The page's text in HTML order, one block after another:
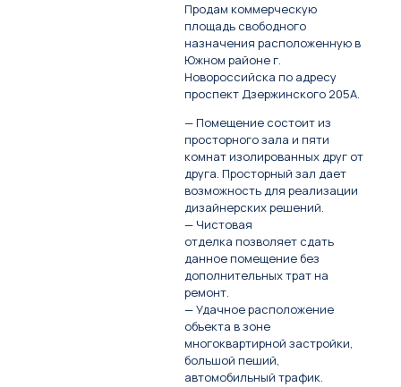
Продам коммерческую
площадь свободного
назначения расположенную в
Южном районе г.
Новороссийска по адресу
проспект Дзержинского 205А.
— Помещение состоит из
просторного зала и пяти
комнат изолированных друг от
друга. Просторный зал дает
возможность для реализации
дизайнерских решений.
— Чистовая
отделка позволяет сдать
данное помещение без
дополнительных трат на
ремонт.
— Удачное расположение
объекта в зоне
многоквартирной застройки,
большой пеший,
автомобильный трафик.